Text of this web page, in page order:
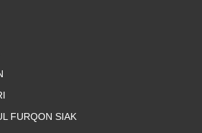
FURQON SIAK